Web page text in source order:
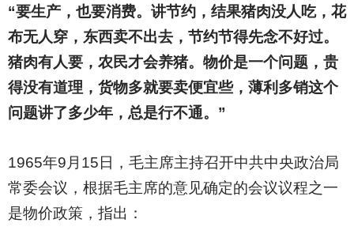
“要生产，也要消费。讲节约，结果猪肉没人吃，花
布无人穿，东西卖不出去，节约节得先念不好过。
猪肉有人要，农民才会养猪。物价是一个问题，贵
得没有道理，货物多就要卖便宜些，薄利多销这个
问题讲了多少年，总是行不通。”
1965年9月15日，毛主席主持召开中共中央政治局
常委会议，根据毛主席的意见确定的会议议程之一
是物价政策，指出：